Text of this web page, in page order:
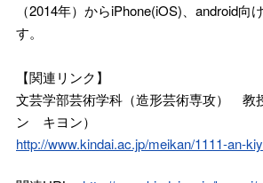
（2014年）からiPhone(iOS)、android向
す。
【関連リンク】
文芸学部芸術学科（造形芸術専攻）
ン キヨン）
http://www.kindai.ac.jp/meikan/1111-an-